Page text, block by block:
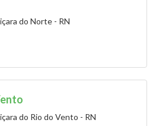
do Norte - RN
do Rio do Vento - RN